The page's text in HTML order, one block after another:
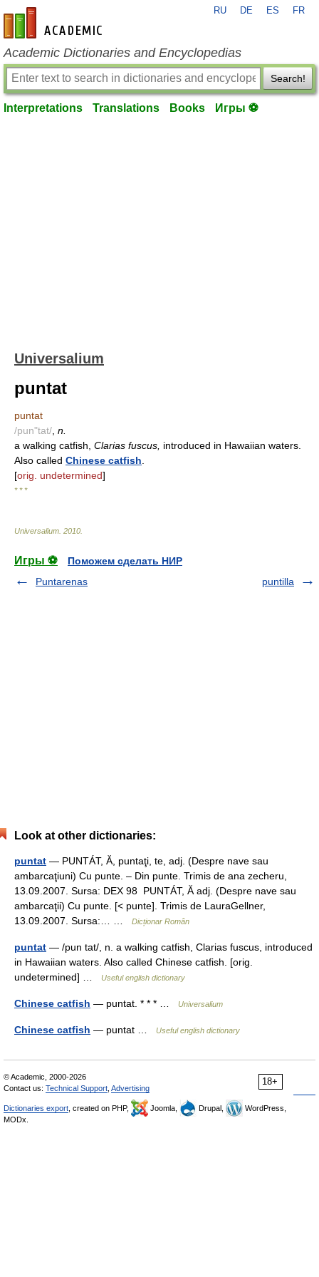
en-academic.com
RU DE ES FR
Academic Dictionaries and Encyclopedias
Search!
Interpretations Translations Books Игры ⚽
Universalium
puntat
puntat
/pun"tat/ n.
a walking catfish, Clarias fuscus, introduced in Hawaiian waters.
Also called Chinese catfish
[orig. undetermined]
* * *
Universalium 2010
Игры ⚽
Поможем сделать НИР
Puntarenas
puntilla
Look at other dictionaries:
puntat — PUNTÁT, Ă, puntaţi, te, adj. (Despre nave sau
ambarcaţiuni) Cu punte. – Din punte. Trimis de ana zecheru,
13.09.2007. Sursa: DEX 98 PUNTÁT, Ă adj. (Despre nave sau
ambarcaţii) Cu punte. [< punte]. Trimis de LauraGellner,
13.09.2007. Sursa:… …
Dicționar Român
puntat — /pun tat/, n. a walking catfish, Clarias fuscus, introduced
in Hawaiian waters. Also called Chinese catfish. [orig.
undetermined] …
Useful english dictionary
Chinese catfish — puntat. * * * … Universalium
Chinese catfish — puntat … Useful english dictionary
18+
© Academic, 2000-2026
Contact us: Technical Support Advertising
Dictionaries export , created on PHP, Joomla, Drupal,
WordPress,
MODx.